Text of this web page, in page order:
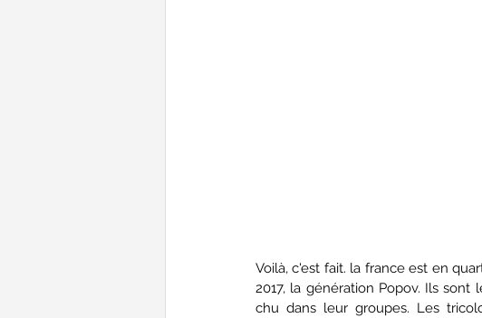
Voilà, c'est fait. la france est en
2017, la génération Popov. Ils sont
chu dans leur groupes. Les